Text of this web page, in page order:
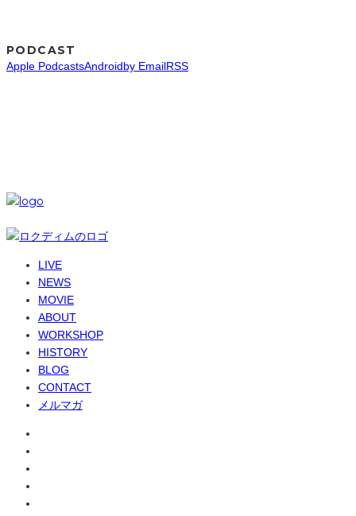
PODCAST
Apple PodcastsAndroidby EmailRSS
LIVE
NEWS
MOVIE
ABOUT
WORKSHOP
HISTORY
BLOG
CONTACT
メルマガ